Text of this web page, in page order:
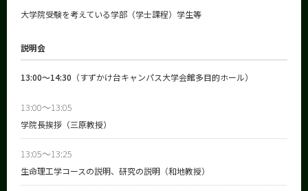
大学院受験を考えている学部（学士課程）学生等
説明会
13:00～14:30 （すずかけ台キャンパス大学会館多目的ホール）
13:00～13:05
学院長挨拶（三原教授）
13:05～13:25
生命理工学コースの説明、研究の説明（和地教授）
サイト構成